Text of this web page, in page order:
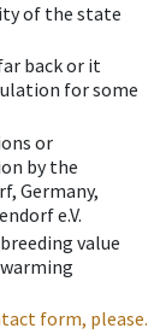
of the state
back or it
for some
or
by the
Germany,
e.V.
value
form, please.